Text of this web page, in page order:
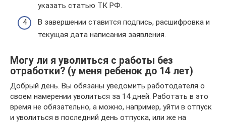
указать статью ТК РФ.
В завершении ставится подпись, расшифровка и
текущая дата написания заявления.
Могу ли я уволиться с работы без
отработки? (у меня ребенок до 14 лет)
Добрый день. Вы обязаны уведомить работодателя о
своем намерении уволиться за 14 дней. Работать в это
время не обязательно, а можно, например, уйти в отпуск
и уволиться в последний день отпуска, или же на